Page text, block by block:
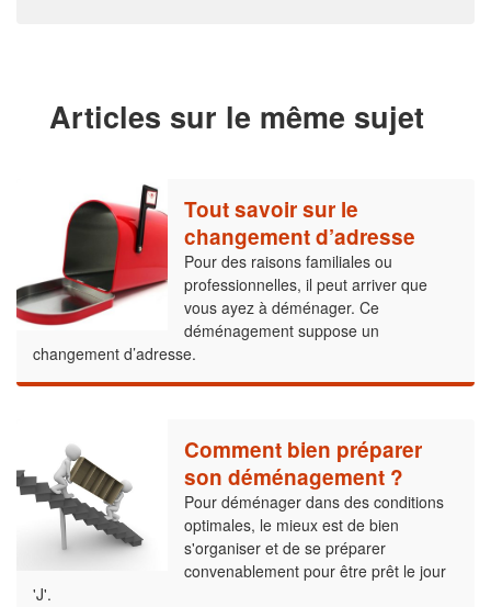
Articles sur le même sujet
Tout savoir sur le
changement d’adresse
Pour des raisons familiales ou
professionnelles, il peut arriver que
vous ayez à déménager. Ce
déménagement suppose un
changement d’adresse.
Comment bien préparer
son déménagement ?
Pour déménager dans des conditions
optimales, le mieux est de bien
s'organiser et de se préparer
convenablement pour être prêt le jour
'J'.